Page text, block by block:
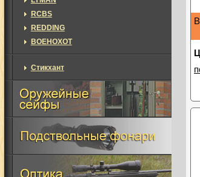
RCBS
REDDING
ВОЕНОХОТ
Стикхант